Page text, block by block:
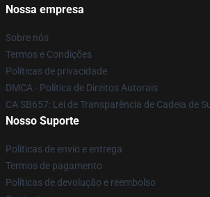
Nossa empresa
Sobre nós
Termos e Condições
Políticas de privacidade
DMCA - Política de Direitos Autorais
CA SB657: Lei de Transparência de Cadeia de
Nosso Suporte
Políticas de envio e entrega
Termos de pagamento
Políticas de devolução e reembolso